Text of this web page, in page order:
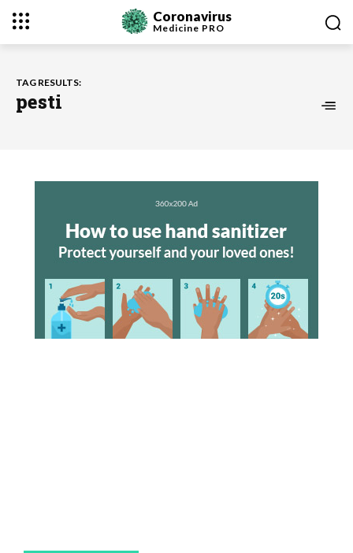
Coronavirus
Medicine PRO
TAG RESULTS:
pesti